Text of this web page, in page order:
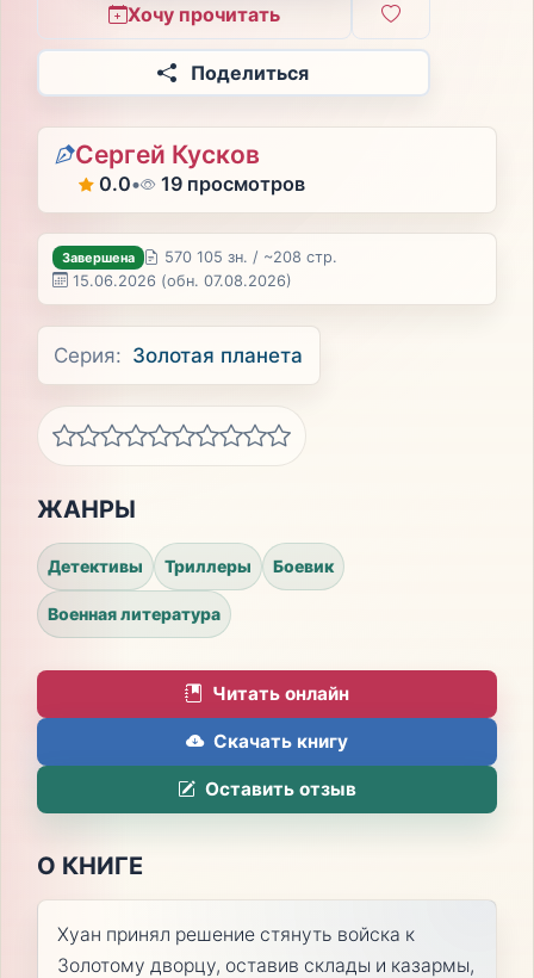
Хочу прочитать
Поделиться
Сергей Кусков
0.0• 19 просмотров
Завершена
570 105 зн. / ~208 стр.
15.06.2026 (обн. 07.08.2026)
Серия: Золотая планета
ЖАНРЫ
Детективы Триллеры Боевик
Военная литература
Читать онлайн
Скачать книгу
Оставить отзыв
О КНИГЕ
Хуан принял решение стянуть войска к
Золотому дворцу, оставив склады и казармы,